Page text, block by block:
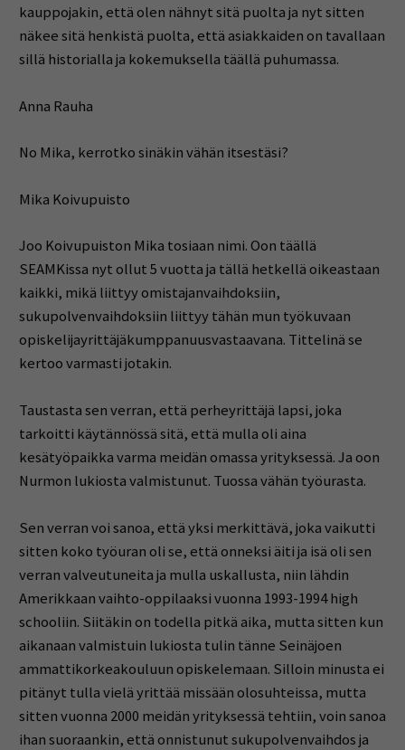
kauppojakin, että olen nähnyt sitä puolta ja nyt sitten
näkee sitä henkistä puolta, että asiakkaiden on tavallaan
sillä historialla ja kokemuksella täällä puhumassa.
Anna Rauha
No Mika, kerrotko sinäkin vähän itsestäsi?
Mika Koivupuisto
Joo Koivupuiston Mika tosiaan nimi. Oon täällä
SEAMKissa nyt ollut 5 vuotta ja tällä hetkellä oikeastaan
kaikki, mikä liittyy omistajanvaihdoksiin,
sukupolvenvaihdoksiin liittyy tähän mun työkuvaan
opiskelijayrittäjäkumppanuusvastaavana. Tittelinä se
kertoo varmasti jotakin.
Taustasta sen verran, että perheyrittäjä lapsi, joka
tarkoitti käytännössä sitä, että mulla oli aina
kesätyöpaikka varma meidän omassa yrityksessä. Ja oon
Nurmon lukiosta valmistunut. Tuossa vähän työurasta.
Sen verran voi sanoa, että yksi merkittävä, joka vaikutti
sitten koko työuran oli se, että onneksi äiti ja isä oli sen
verran valveutuneita ja mulla uskallusta, niin lähdin
Amerikkaan vaihto-oppilaaksi vuonna 1993-1994 high
schooliin. Siitäkin on todella pitkä aika, mutta sitten kun
aikanaan valmistuin lukiosta tulin tänne Seinäjoen
ammattikorkeakouluun opiskelemaan. Silloin minusta ei
pitänyt tulla vielä yrittää missään olosuhteissa, mutta
sitten vuonna 2000 meidän yrityksessä tehtiin, voin sanoa
ihan suoraankin, että onnistunut sukupolvenvaihdos ja